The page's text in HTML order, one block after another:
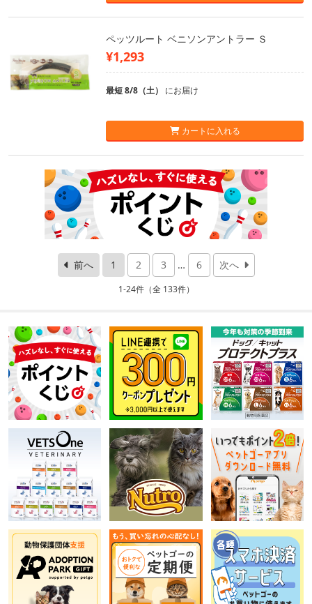
ペッツルート ベニソンアントラー Ｓ
¥1,293
最短 8/8（土） にお届け
カートに入れる
前へ 1 2 3 … 6 次へ
1-24件（全 133件）